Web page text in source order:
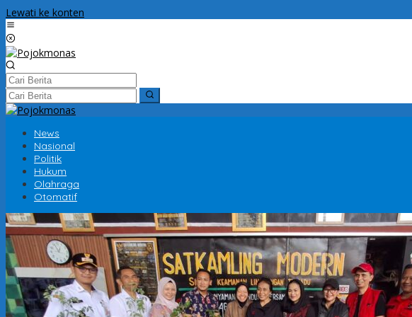
Lewati ke konten
News
Nasional
Politik
Hukum
Olahraga
Otomatif